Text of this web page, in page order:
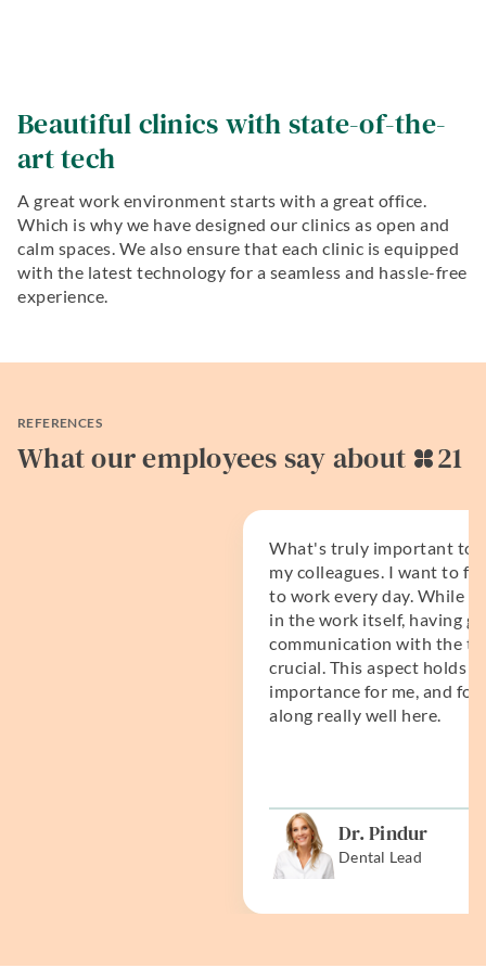
Beautiful clinics with state-of-the-
art tech
A great work environment starts with a great office.
Which is why we have designed our clinics as open and
calm spaces. We also ensure that each clinic is equipped
with the latest technology for a seamless and hassle-free
experience.
REFERENCES
What our employees say about 21
What's truly important to
my colleagues. I want to
to work every day. While I
in the work itself, having
communication with the
crucial. This aspect holds
importance for me, and
along really well here.
Dr. Pindur
Dental Lead